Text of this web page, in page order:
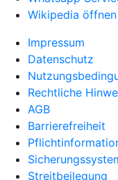
Wikipedia öffnen
Impressum
Datenschutz
Rechtliche
AGB
Barrierefreiheit
Streitbeilegung